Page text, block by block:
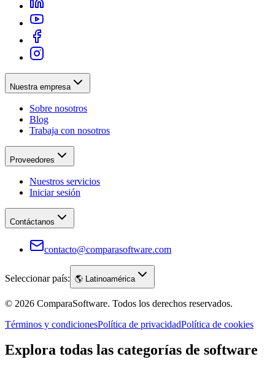
Nuestra empresa
Sobre nosotros
Blog
Trabaja con nosotros
Proveedores
Nuestros servicios
Iniciar sesión
Contáctanos
contacto@comparasoftware.com
Seleccionar país: 🌎 Latinoamérica
© 2026 ComparaSoftware. Todos los derechos reservados.
Términos y condicionesPolítica de privacidadPolítica de cookies
Explora todas las categorías de software